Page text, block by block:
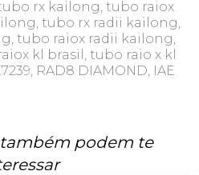
rx kailong, tubo raiox
tubo rx radii kailong,
tubo raiox radii kailong,
kl brasil, tubo raio x kl
RAD8 DIAMOND, IAE
podem te